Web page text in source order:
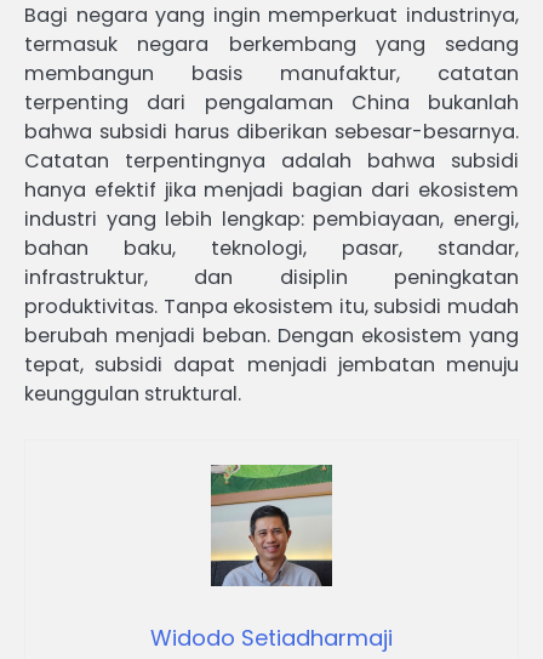
Bagi negara yang ingin memperkuat industrinya,
termasuk negara berkembang yang sedang
membangun basis manufaktur, catatan
terpenting dari pengalaman China bukanlah
bahwa subsidi harus diberikan sebesar-besarnya.
Catatan terpentingnya adalah bahwa subsidi
hanya efektif jika menjadi bagian dari ekosistem
industri yang lebih lengkap: pembiayaan, energi,
bahan baku, teknologi, pasar, standar,
infrastruktur, dan disiplin peningkatan
produktivitas. Tanpa ekosistem itu, subsidi mudah
berubah menjadi beban. Dengan ekosistem yang
tepat, subsidi dapat menjadi jembatan menuju
keunggulan struktural.
Widodo Setiadharmaji